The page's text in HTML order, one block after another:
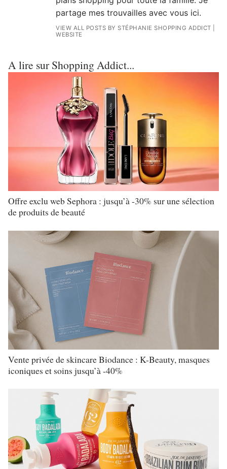
partage mes trouvailles avec vous ici.
VIEW ALL POSTS BY STÉPHANIE SHOPPING ADDICT
WEBSITE
A lire sur Shopping Addict...
Offre exclu web Sephora : jusqu’à -30% sur une sélection
de produits de beauté
Vente privée de skincare Biodance : K-Beauty, masques
iconiques et soins jusqu’à -40%